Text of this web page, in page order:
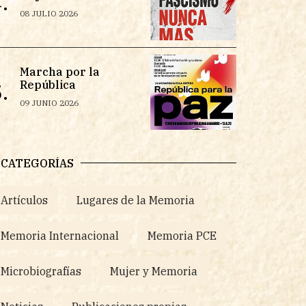
08 JULIO 2026
Marcha por la
República
09 JUNIO 2026
CATEGORÍAS
Artículos Lugares de la Memoria
Memoria Internacional Memoria PCE
Microbiografías Mujer y Memoria